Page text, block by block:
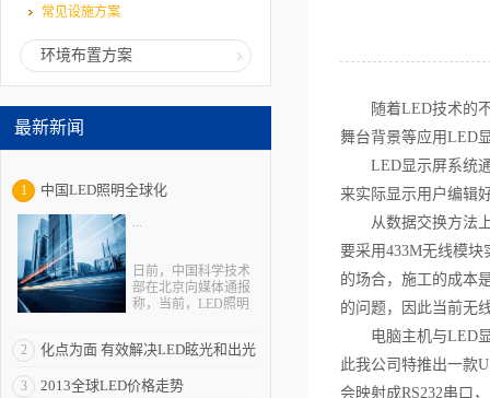
常见设施方案
环境布置方案
最新新闻
1 中国LED照明全球化
...
日前，中国科学技术
部在北京向媒体通报
称，当前，LED照明
应，被全球多个国家
业。“LED照明是一个
2 化点为面 有效解决LED眩光和出光
效率低问题
3 2013全球LED价格走势
随着LED技术的
舞台背景等应用LED
LED显示屏系统
来实际显示用户编辑
从数据交换方法
要采用433M无线模
的场合，施工的成本
的问题，因此当前无
电脑主机与LED
此我公司特推出一款
会映射成RS232串口